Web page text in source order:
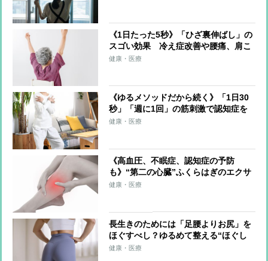
《1日たった5秒》「ひざ裏伸ばし」の
スゴい効果 冷え症改善や腰痛、肩こ
り、片頭痛の軽減も
健康・医療
《ゆるメソッドだから続く》「1日30
秒」「週に1回」の筋刺激で認知症を
予防する「30秒スクワット」
健康・医療
《高血圧、不眠症、認知症の予防
も》“第二の心臓”ふくらはぎのエクサ
サイズを医師が伝授！血流改善、筋肉
健康・医療
長生きのためには「足腰よりお尻」を
ほぐすべし？ゆるめて整える“ほぐし
術”を8万人以上の体を整えた専門家が
健康・医療